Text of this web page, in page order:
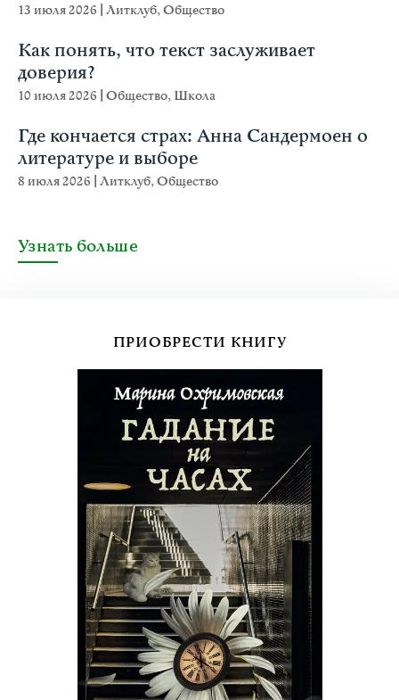
13 июля 2026 Литклуб,Общество
Как понять, что текст заслуживает
доверия?
10 июля 2026 Общество, Школа
Где кончается страх: Анна Сандермоен о
литературе и выборе
8 июля 2026 Литклуб,Общество
Узнать больше
ПРИОБРЕСТИ КНИГУ